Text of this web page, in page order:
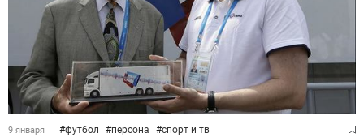
9 января #футбол #персона #спорт и тв